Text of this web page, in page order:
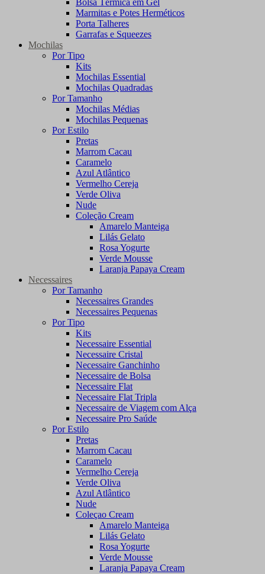
Bolsa Térmica em Gel
Marmitas e Potes Herméticos
Porta Talheres
Garrafas e Squeezes
Mochilas
Por Tipo
Kits
Mochilas Essential
Mochilas Quadradas
Por Tamanho
Mochilas Médias
Mochilas Pequenas
Por Estilo
Pretas
Marrom Cacau
Caramelo
Azul Atlântico
Vermelho Cereja
Verde Oliva
Nude
Coleção Cream
Amarelo Manteiga
Lilás Gelato
Rosa Yogurte
Verde Mousse
Laranja Papaya Cream
Necessaires
Por Tamanho
Necessaires Grandes
Necessaires Pequenas
Por Tipo
Kits
Necessaire Essential
Necessaire Cristal
Necessaire Ganchinho
Necessaire de Bolsa
Necessaire Flat
Necessaire Flat Tripla
Necessaire de Viagem com Alça
Necessaire Pro Saúde
Por Estilo
Pretas
Marrom Cacau
Caramelo
Vermelho Cereja
Verde Oliva
Azul Atlântico
Nude
Coleçao Cream
Amarelo Manteiga
Lilás Gelato
Rosa Yogurte
Verde Mousse
Laranja Papaya Cream